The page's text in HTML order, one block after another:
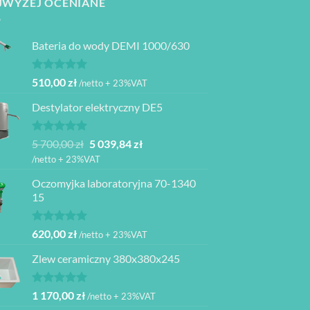
Bateria do wody DEMI 1000/630
Oceniono
na 5
510,00zł/netto + 23%VAT
Destylator elektryczny DE5
Oceniono
na 5
5 700,00zł Pierwotna
cena
5
5 039,84złAktualna
5
/netto + 23%VAT
Oczomyjka laboratoryjna 70-1340
15
Oceniono
na 5
620,00zł/netto + 23%VAT
Zlew ceramiczny 380x380x245
Oceniono
na 5
1 170,00zł/netto + 23%VAT